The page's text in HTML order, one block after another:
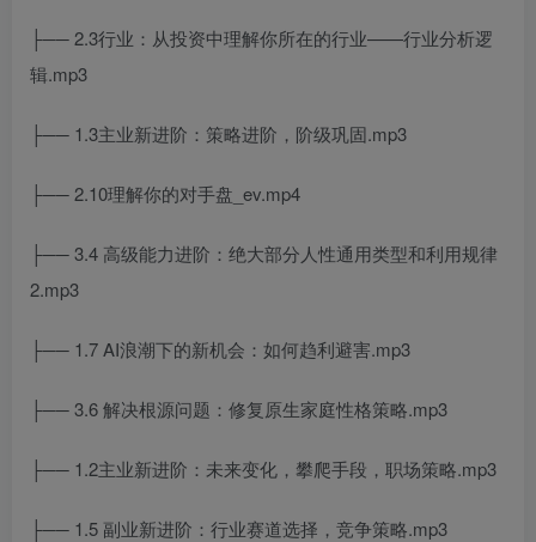
├── 2.3行业：从投资中理解你所在的行业——行业分析逻
辑.mp3
├── 1.3主业新进阶：策略进阶，阶级巩固.mp3
├── 2.10理解你的对手盘_ev.mp4
├── 3.4 高级能力进阶：绝大部分人性通用类型和利用规律
2.mp3
├── 1.7 AI浪潮下的新机会：如何趋利避害.mp3
├── 3.6 解决根源问题：修复原生家庭性格策略.mp3
├── 1.2主业新进阶：未来变化，攀爬手段，职场策略.mp3
├── 1.5 副业新进阶：行业赛道选择，竞争策略.mp3